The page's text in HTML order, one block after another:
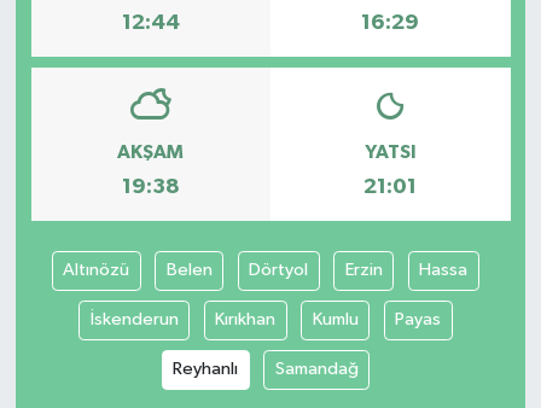
12:44 16:29
AKŞAM
19:38
YATSI
21:01
Altınözü Belen Dörtyol Erzin Hassa
İskenderun Kırıkhan Kumlu Payas
Reyhanlı Samandağ